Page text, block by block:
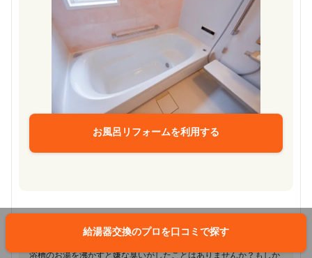
お風呂リフォームを利用する
【風呂釜洗浄】
浴槽のお湯を沸かすと嫌な臭いがしたことはありませんか？もしか
給湯器交換のプロを口コミで探す